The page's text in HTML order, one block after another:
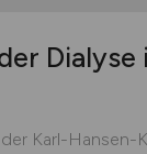
Dialyse
Karl-Hansen-